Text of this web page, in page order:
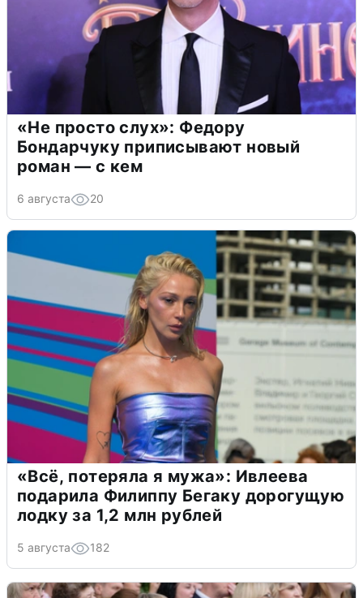
«Не просто слух»: Федору
Бондарчуку приписывают новый
роман — с кем
6 августа 20
«Всё, потеряла я мужа»: Ивлеева
подарила Филиппу Бегаку дорогущую
лодку за 1,2 млн рублей
5 августа 182